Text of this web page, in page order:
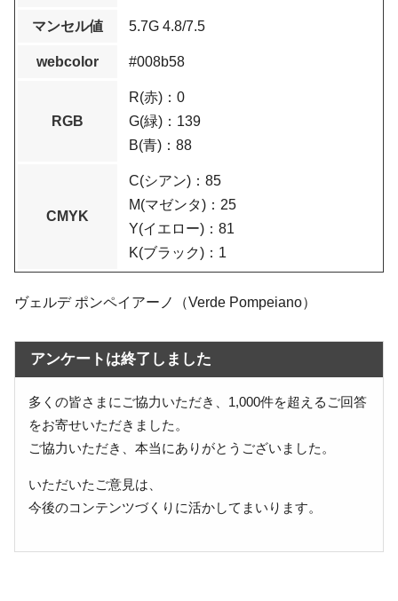
マンセル値 5.7G 4.8/7.5
webcolor #008b58
RGB
R(赤)：0
G(緑)：139
B(青)：88
CMYK
C(シアン)：85
M(マゼンタ)：25
Y(イエロー)：81
K(ブラック)：1
ヴェルデ ポンペイアーノ（Verde Pompeiano）
アンケートは終了しました
多くの皆さまにご協力いただき、1,000件を超えるご回答
をお寄せいただきました。
ご協力いただき、本当にありがとうございました。
いただいたご意見は、
今後のコンテンツづくりに活かしてまいります。